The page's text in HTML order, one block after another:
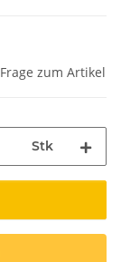
Frage zum Artikel
Stk